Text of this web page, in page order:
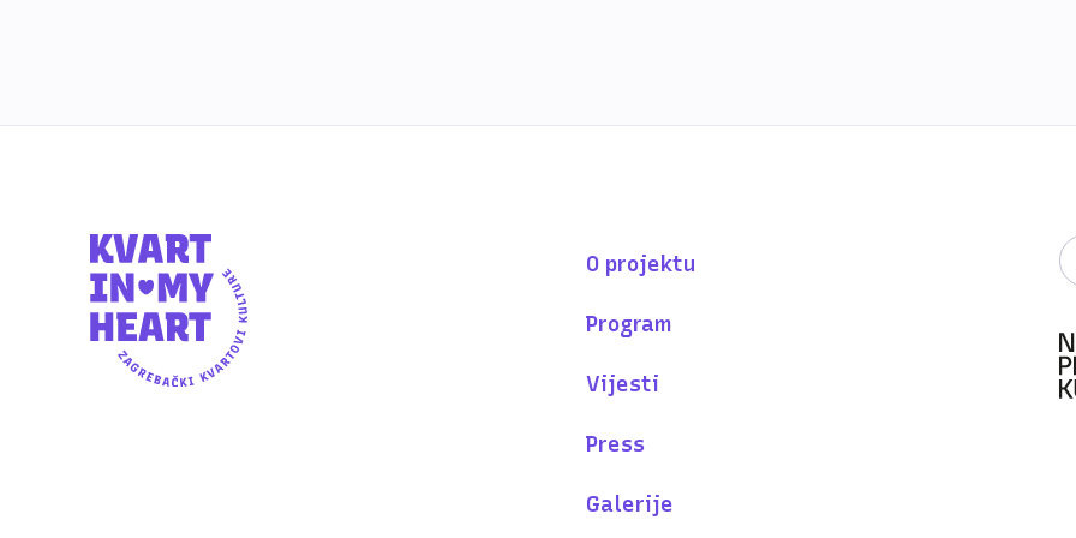
O projektu
Program
Vijesti
Press
Galerije